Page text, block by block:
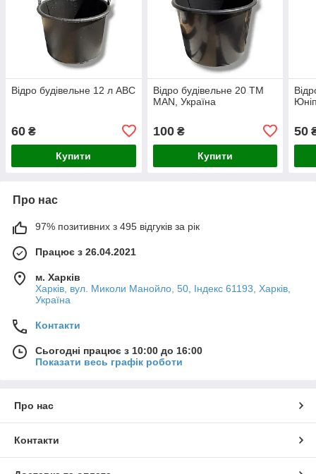
Відро будівельне 12 л АВС
60 ₴
Купити
Відро будівельне 20 ТМ
MAN, Україна
100₴
Купити
50
Про нас
97% позитивних з 495 відгуків за рік
Працює з 26.04.2021
м. Харків
Харків, вул. Миколи Манойло, 50, Індекс 61193, Харків,
Україна
Контакти
Сьогодні працює з 10:00 до 16:00
Показати весь графік роботи
Про нас
Контакти